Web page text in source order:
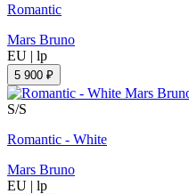
Romantic
Mars Bruno
EU | lp
5 900 ₽
S/S
Romantic - White
Mars Bruno
EU | lp